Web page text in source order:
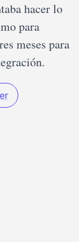
hacer lo
para
meses para